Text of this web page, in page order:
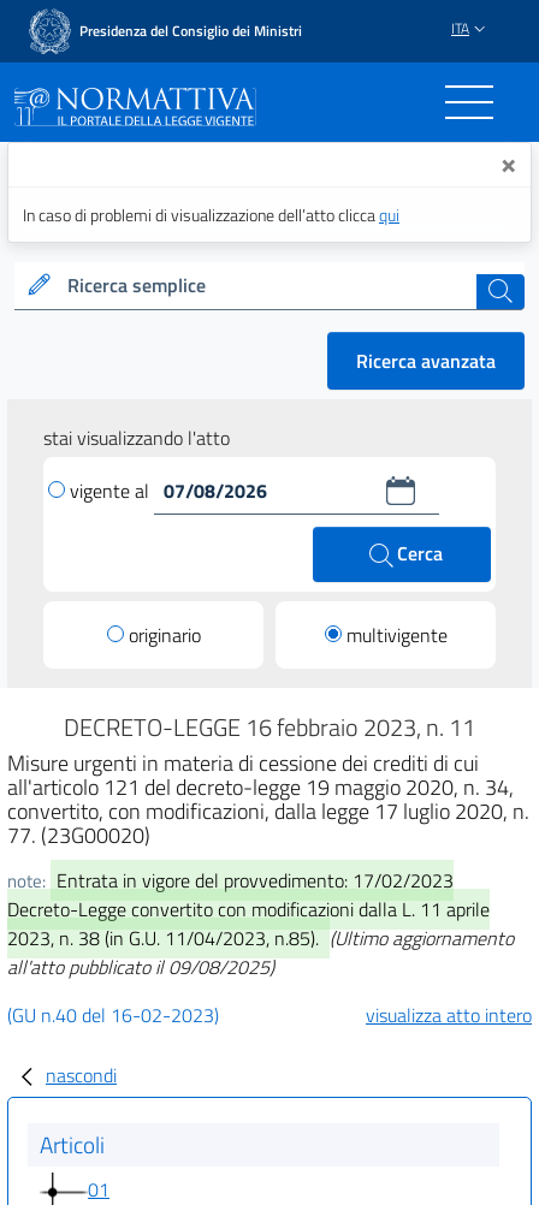
Presidenza del Consiglio dei Ministri ITA
Normattiva - Il portale ×
In caso di problemi di visualizzazione dell’atto cliccaqui
Ricerca semplice cerca
Ricerca avanzata
stai visualizzando l'atto
vigente al
Cerca
originario multivigente
DECRETO-LEGGE 16 febbraio 2023, n. 11
Misure urgenti in materia di cessione dei crediti di cui
all'articolo 121 del decreto-legge 19 maggio 2020, n. 34,
convertito, con modificazioni, dalla legge 17 luglio 2020, n.
77. (23G00020)
note: Entrata in vigore del provvedimento: 17/02/2023
Decreto-Legge convertito con modificazioni dalla L. 11 aprile
2023, n. 38 (in G.U. 11/04/2023, n.85).(Ultimo aggiornamento
all'atto pubblicato il 09/08/2025)
(GU n.40 del 16-02-2023)
visualizza atto intero
nascondi
Articoli
01